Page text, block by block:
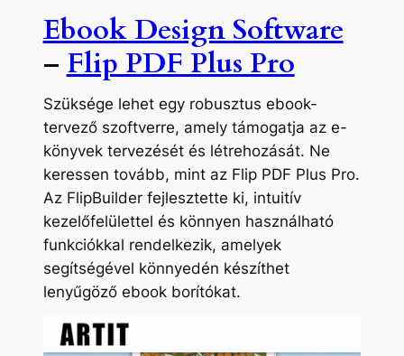
Ebook Design Software
– Flip PDF Plus Pro
Szüksége lehet egy robusztus ebook-
tervező szoftverre, amely támogatja az e-
könyvek tervezését és létrehozását. Ne
keressen tovább, mint az Flip PDF Plus Pro.
Az FlipBuilder fejlesztette ki, intuitív
kezelőfelülettel és könnyen használható
funkciókkal rendelkezik, amelyek
segítségével könnyedén készíthet
lenyűgöző ebook borítókat.